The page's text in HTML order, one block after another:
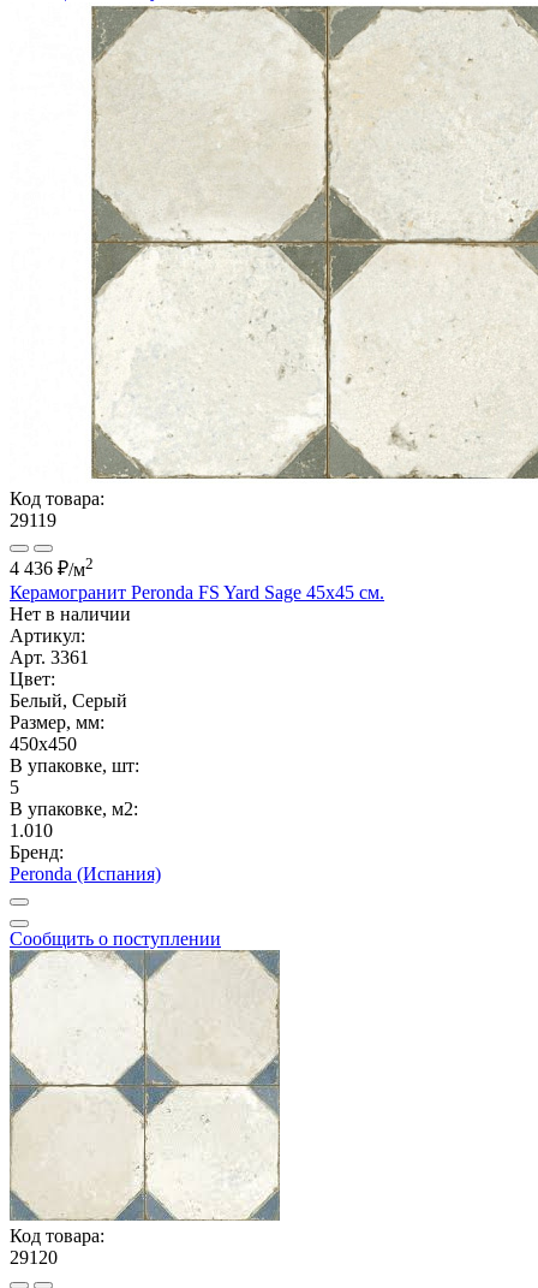
Код товара:
29119
4 436 ₽/м2
Керамогранит Peronda FS Yard Sage 45x45 см.
Нет в наличии
Артикул:
Арт. 3361
Цвет:
Белый, Серый
Размер, мм:
450x450
В упаковке, шт:
5
В упаковке, м2:
1.010
Бренд:
Peronda (Испания)
Сообщить о поступлении
Код товара:
29120